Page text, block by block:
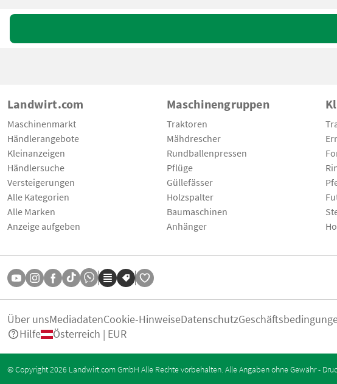
Landwirt.com
Maschinenmarkt
Händlerangebote
Kleinanzeigen
Händlersuche
Versteigerungen
Alle Kategorien
Alle Marken
Anzeige aufgeben
Maschinengruppen
Traktoren
Mähdrescher
Rundballenpressen
Pflüge
Güllefässer
Holzspalter
Baumaschinen
Anhänger
Über unsMediadatenCookie-HinweiseDatenschutz
Hilfe
Österreich | EUR
© Copyright 2026 Landwirt.com GmbH Alle Rechte vorbehalten. Alle Angaben ohne Gewähr -